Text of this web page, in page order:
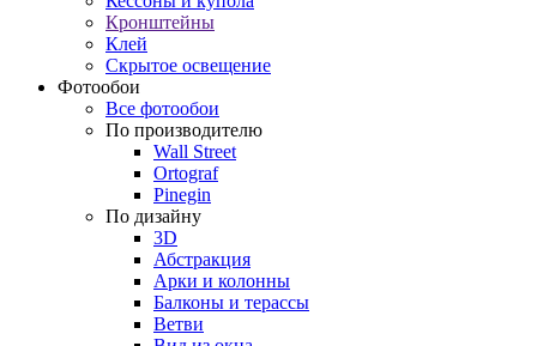
Кронштейны
Клей
Скрытое освещение
Фотообои
Все фотообои
По производителю
Wall Street
Ortograf
Pinegin
По дизайну
3D
Абстракция
Арки и колонны
Балконы и терассы
Ветви